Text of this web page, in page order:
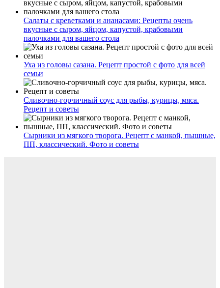
Салаты с креветками и ананасами: Рецепты очень
вкусные с сыром, яйцом, капустой, крабовыми
палочками для вашего стола
Уха из головы сазана. Рецепт простой с фото для всей
семьи
Сливочно-горчичный соус для рыбы, курицы, мяса.
Рецепт и советы
Сырники из мягкого творога. Рецепт с манкой, пышные,
ПП, классический. Фото и советы